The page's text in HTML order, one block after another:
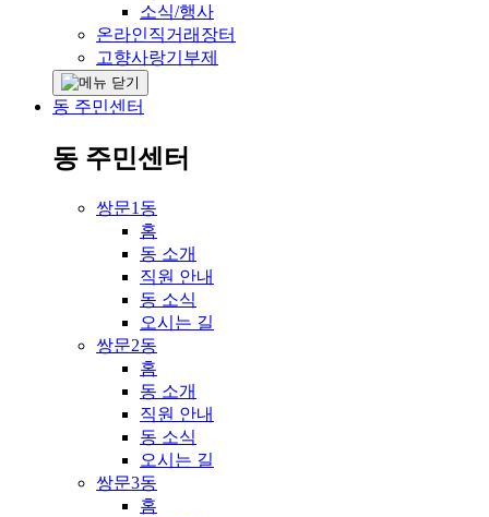
소식/행사
온라인직거래장터
고향사랑기부제
동 주민센터
동 주민센터
쌍문1동
홈
동 소개
직원 안내
동 소식
오시는 길
쌍문2동
홈
동 소개
직원 안내
동 소식
오시는 길
쌍문3동
홈